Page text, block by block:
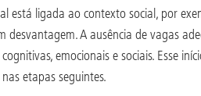
está ligada ao contexto social, por
desvantagem. A ausência de vagas
emocionais e sociais. Esse
etapas seguintes.